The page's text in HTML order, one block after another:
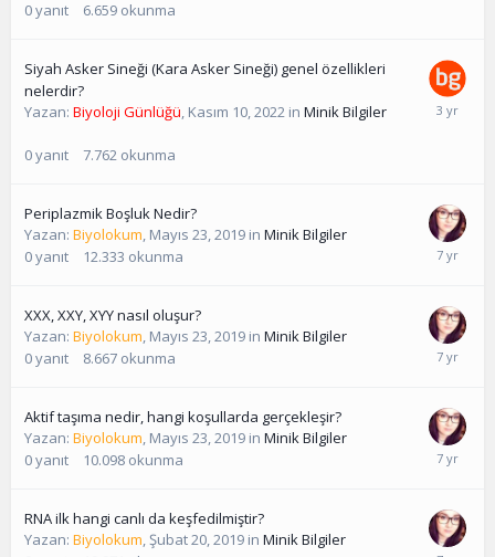
0yanıt 6.659 okunma
Siyah Asker Sineği (Kara Asker Sineği) genel özellikleri
nelerdir?
Yazan: Biyoloji Günlüğü, Kasım 10, 2022 in Minik Bilgiler
0yanıt 7.762 okunma
Periplazmik Boşluk Nedir?
Yazan: Biyolokum, Mayıs 23, 2019 in Minik Bilgiler
0yanıt 12.333 okunma
XXX, XXY, XYY nasıl oluşur?
Yazan: Biyolokum, Mayıs 23, 2019 in Minik Bilgiler
0yanıt 8.667 okunma
Aktif taşıma nedir, hangi koşullarda gerçekleşir?
Yazan: Biyolokum, Mayıs 23, 2019 in Minik Bilgiler
0yanıt 10.098 okunma
RNA ilk hangi canlı da keşfedilmiştir?
Yazan: Biyolokum,Şubat 20, 2019 in Minik Bilgiler